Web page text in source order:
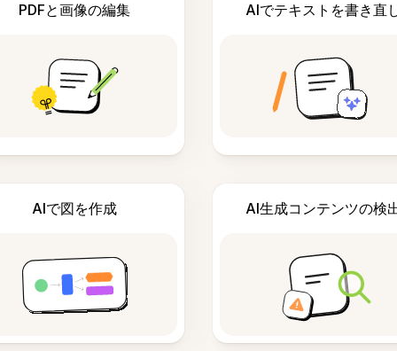
PDFと画像の編集 AIでテキストを書き直
AIで図を作成 AI生成コンテンツの検